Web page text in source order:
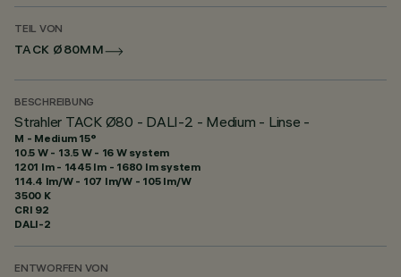
TEIL VON
TACK Ø80MM
BESCHREIBUNG
Strahler TACK Ø80 - DALI-2 - Medium - Linse -
M - Medium 15°
10.5 W - 13.5 W - 16 W system
1201 lm - 1445 lm - 1680 lm system
114.4 lm/W - 107 lm/W - 105 lm/W
3500 K
CRI 92
DALI-2
ENTWORFEN VON